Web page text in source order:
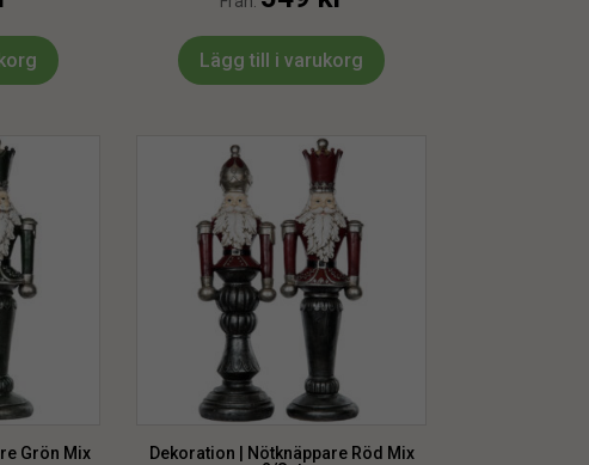
Lägg till i varukorg
Grön Mix
Dekoration | Nötknäppare Röd Mix